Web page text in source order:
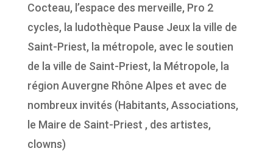
Cocteau, l’espace des merveille, Pro 2
cycles, la ludothèque Pause Jeux la ville de
Saint-Priest, la métropole, avec le soutien
de la ville de Saint-Priest, la Métropole, la
région Auvergne Rhône Alpes et avec de
nombreux invités (Habitants, Associations,
le Maire de Saint-Priest , des artistes,
clowns)